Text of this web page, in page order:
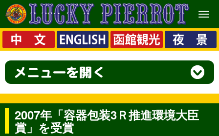
メ
ニ
ュ
ー
2007年「容器包装3Ｒ推進環境大臣
賞」を受賞